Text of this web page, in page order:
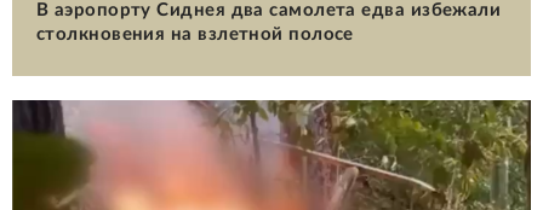
В аэропорту Сиднея два самолета едва избежали
столкновения на взлетной полосе